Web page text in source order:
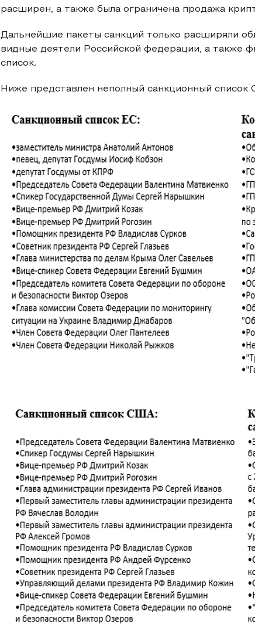
расширен, а также была ограничена продажа
Дальнейшие пакеты санкций только расширяли
видные деятели Российской федерации, а также
список.
Ниже представлен неполный санкционный